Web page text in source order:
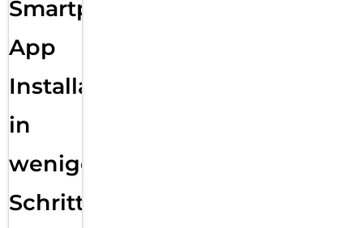
Smartphone
App
Installation
in
wenigen
Schritten